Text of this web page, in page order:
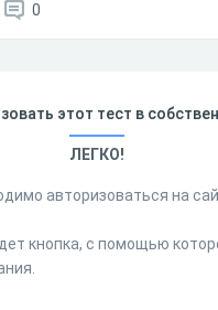
0
этот тест в
ЛЕГКО!
авторизоваться на
кнопка, с помощью